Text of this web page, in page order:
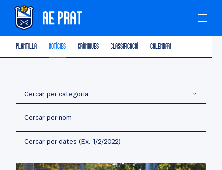
PLANTILLA NOTÍCIES CRÒNIQUES CLASSIFICACIÓ CALENDARI